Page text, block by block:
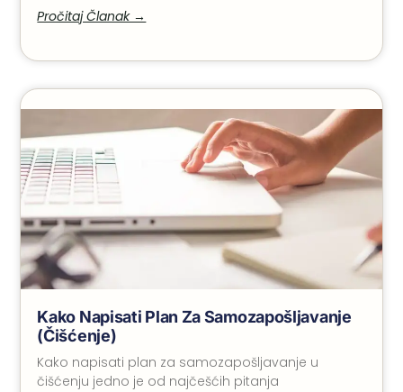
Pročitaj Članak →
Kako Napisati Plan Za Samozapošljavanje
(čišćenje)
Kako napisati plan za samozapošljavanje u
čišćenju jedno je od najčešćih pitanja